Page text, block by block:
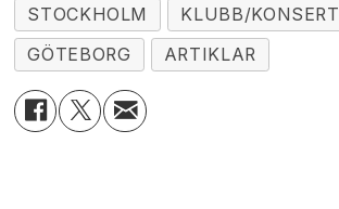
STOCKHOLM
KLUBB/KONSERT
GÖTEBORG
ARTIKLAR